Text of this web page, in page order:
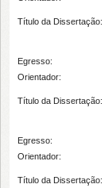
Título da Dissertação:
Egresso:
Orientador:
Título da Dissertação:
Egresso:
Orientador:
Título da Dissertação: